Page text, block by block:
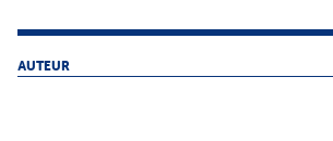
AUTEUR